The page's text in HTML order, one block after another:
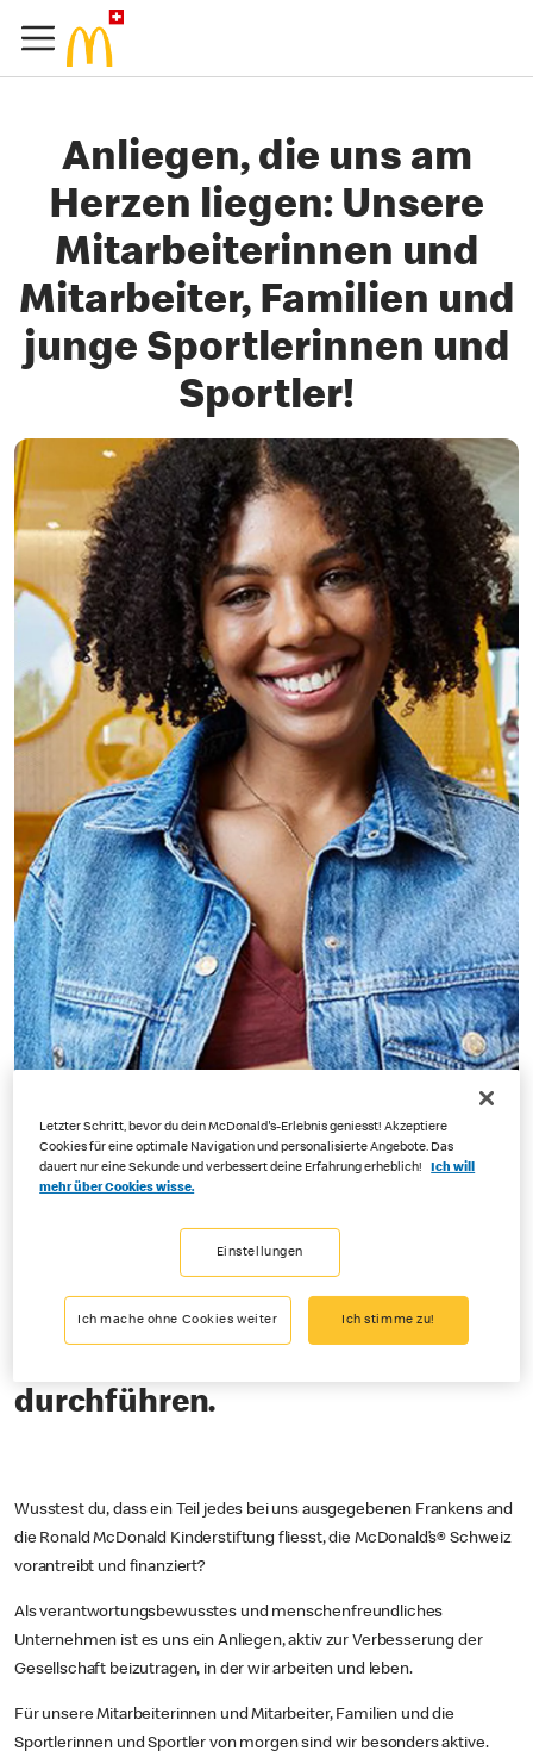
Anliegen, die uns am
Herzen liegen: Unsere
Mitarbeiterinnen und
Mitarbeiter, Familien und
junge Sportlerinnen und
Sportler!
Unsere Werte stehen im
Mittelpunkt von allem, was wir
durchführen.
Wusstest du, dass ein Teil jedes bei uns ausgegebenen Frankens and
die Ronald McDonald Kinderstiftung fliesst, die McDonald’s® Schweiz
vorantreibt und finanziert?
Als verantwortungsbewusstes und menschenfreundliches
Unternehmen ist es uns ein Anliegen, aktiv zur Verbesserung der
Gesellschaft beizutragen, in der wir arbeiten und leben.
Für unsere Mitarbeiterinnen und Mitarbeiter, Familien und die
Sportlerinnen und Sportler von morgen sind wir besonders aktive.
Letzter Schritt, bevor du dein McDonald's-Erlebnis geniesst! Akzeptiere
Cookies für eine optimale Navigation und personalisierte Angebote. Das
dauert nur eine Sekunde und verbessert deine Erfahrung erheblich!
Ich will
mehr über Cookies wisse.
Einstellungen
Ich mache ohne Cookies weiter Ich stimme zu!